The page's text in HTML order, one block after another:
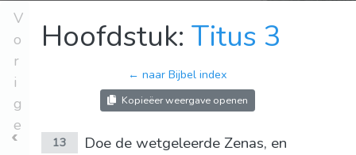
V
o
r
i
g
e
Hoofdstuk:Titus 3
← naar Bijbel index
Kopieëer weergave openen
13
Doe de wetgeleerde Zenas, en